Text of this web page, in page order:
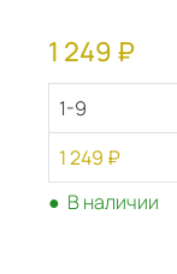
1 249 ₽
1-9
1 249 ₽
● В наличии